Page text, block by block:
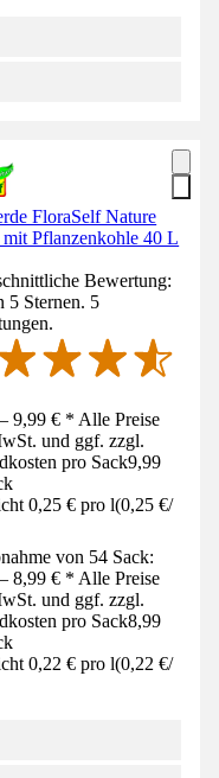
FloraSelf Nature
Pflanzenkohle 40 L
Bewertung:
5 Sternen. 5
9,99 € * Alle Preise
und ggf. zzgl.
pro Sack9,99
0,25 € pro l(0,25 €/
von 54 Sack:
8,99 € * Alle Preise
und ggf. zzgl.
pro Sack8,99
0,22 € pro l(0,22 €/